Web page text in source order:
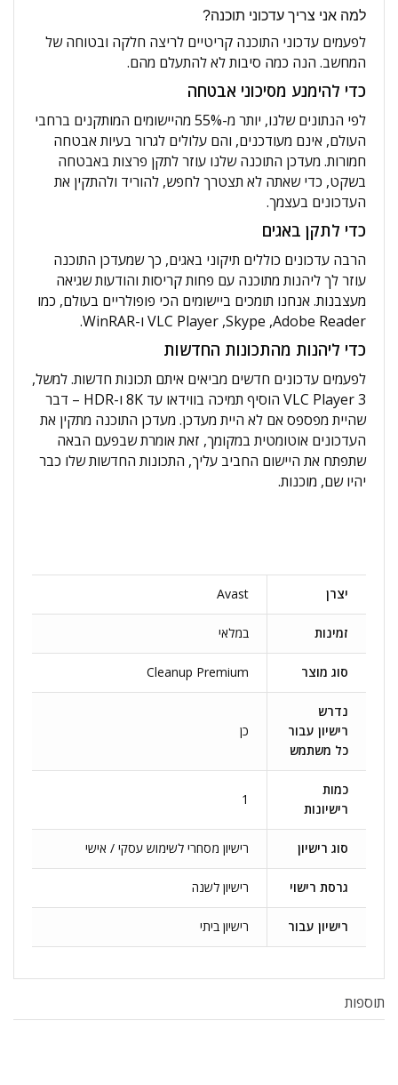
למה אני צריך עדכוני תוכנה?
לפעמים עדכוני התוכנה קריטיים לריצה חלקה ובטוחה של
המחשב. הנה כמה סיבות לא להתעלם מהם.
כדי להימנע מסיכוני אבטחה
לפי הנתונים שלנו, יותר מ-55% מהיישומים המותקנים ברחבי
העולם, אינם מעודכנים, והם עלולים לגרור בעיות אבטחה
חמורות. מעדכן התוכנה שלנו עוזר לתקן פרצות באבטחה
בשקט, כדי שאתה לא תצטרך לחפש, להוריד ולהתקין את
העדכונים בעצמך.
כדי לתקן באגים
הרבה עדכונים כוללים תיקוני באגים, כך שמעדכן התוכנה
עוזר לך ליהנות מתוכנה עם פחות קריסות והודעות שגיאה
מעצבנות. אנחנו תומכים ביישומים הכי פופולריים בעולם, כמו
Adobe Reader‏, Skype‏, VLC Player ו-WinRAR.
כדי ליהנות מהתכונות החדשות
לפעמים עדכונים חדשים מביאים איתם תכונות חדשות. למשל,
VLC Player 3 הוסיף תמיכה בווידאו עד 8K ו-HDR – דבר
שהיית מפספס אם לא היית מעדכן. מעדכן התוכנה מתקין את
העדכונים אוטומטית במקומך, זאת אומרת שבפעם הבאה
שתפתח את היישום החביב עליך, התכונות החדשות שלו כבר
יהיו שם, מוכנות.
יצרן Avast
זמינות במלאי
סוג מוצר Cleanup Premium
נדרש
רישיון עבור
כל משתמש
כן
כמות
רישיונות
1
סוג רישיון רישיון מסחרי לשימוש עסקי / אישי
גרסת רישוי רישיון לשנה
רישיון עבור רישיון ביתי
תוספות